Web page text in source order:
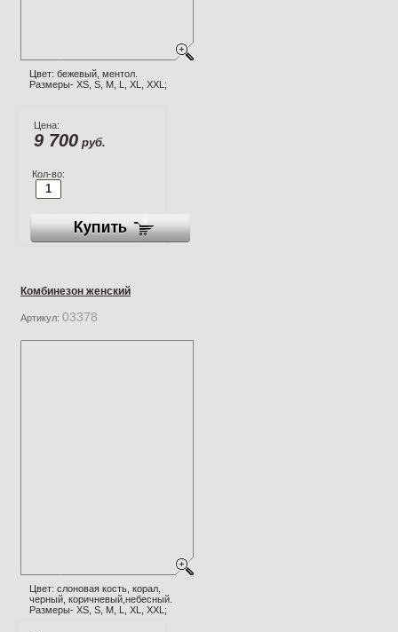
Цвет: бежевый, ментол.
Размеры- XS, S, M, L, XL, XXL;
Цена:
9 700 руб.
Кол-во:
Комбинезон женский
Артикул: 03378
Цвет: слоновая кость, корал,
черный, коричневый,небесный.
Размеры- XS, S, M, L, XL, XXL;